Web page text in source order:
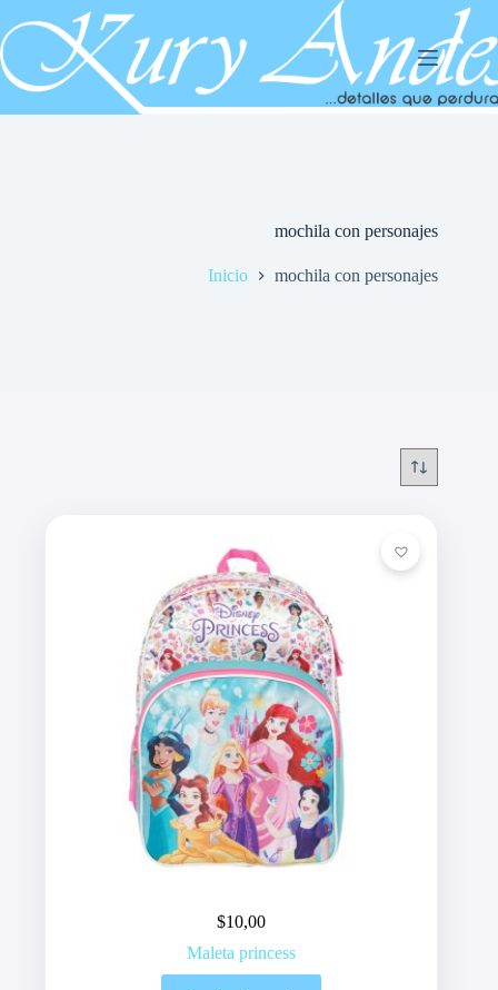
al
contenido
mochila con personajes
Inicio mochila con personajes
$10,00
Maleta princess